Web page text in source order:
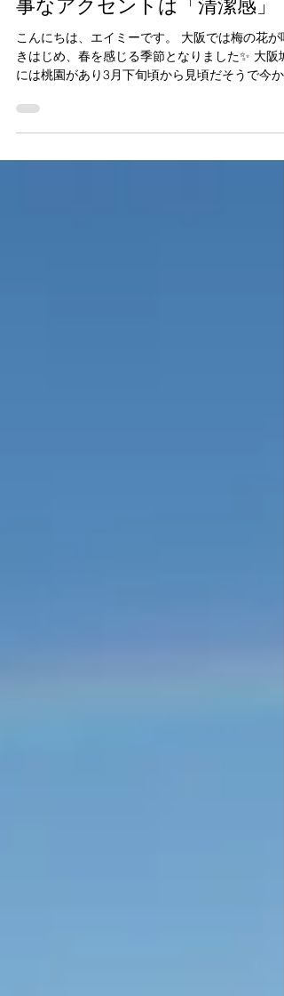
入園・入学式のママコーデに大
事なアクセントは「清潔感」
こんにちは、エイミーです。 大阪では梅の花が咲
きはじめ、春を感じる季節となりました✨ 大阪城
ですね🌸 我が子の大事な日、子どもはもちろん、